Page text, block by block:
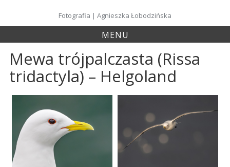
content
Fotografia | Agnieszka Łobodzińska
MENU
Mewa trójpalczasta (Rissa
tridactyla) – Helgoland